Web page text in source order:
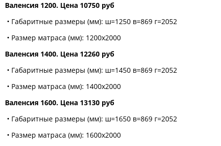
Валенсия 1200. Цена 10750 руб
• Габаритные размеры (мм): ш=1250 в=869 г=2052
• Размер матраса (мм): 1200x2000
Валенсия 1400. Цена 12260 руб
• Габаритные размеры (мм): ш=1450 в=869 г=2052
• Размер матраса (мм): 1400x2000
Валенсия 1600. Цена 13130 руб
• Габаритные размеры (мм): ш=1650 в=869 г=2052
• Размер матраса (мм): 1600x2000
МЕБЕЛИ